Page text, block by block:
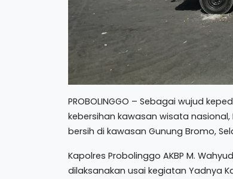
PROBOLINGGO – Sebagai wujud
kebersihan kawasan wisata
bersih di kawasan Gunung Bromo,
Kapolres Probolinggo AKBP M.
dilaksanakan usai kegiatan Yadnya